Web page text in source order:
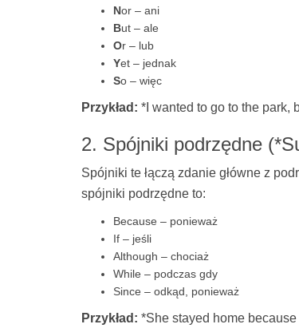
Nor – ani
But – ale
Or – lub
Yet – jednak
So – więc
Przykład: *I wanted to go to the park,
2. Spójniki podrzędne
Spójniki te łączą zdanie główne z
spójniki podrzędne to:
Because – ponieważ
If – jeśli
Although – chociaż
While – podczas gdy
Since – odkąd, ponieważ
Przykład: *She stayed home